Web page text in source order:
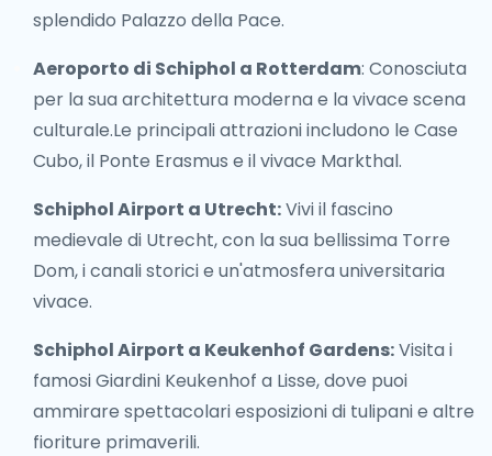
splendido Palazzo della Pace.
Aeroporto di Schiphol a Rotterdam: Conosciuta
per la sua architettura moderna e la vivace scena
culturale.Le principali attrazioni includono le Case
Cubo, il Ponte Erasmus e il vivace Markthal.
Schiphol Airport a Utrecht:Vivi il fascino
medievale di Utrecht, con la sua bellissima Torre
Dom, i canali storici e un'atmosfera universitaria
vivace.
Schiphol Airport a Keukenhof Gardens:Visita i
famosi Giardini Keukenhof a Lisse, dove puoi
ammirare spettacolari esposizioni di tulipani e altre
fioriture primaverili.